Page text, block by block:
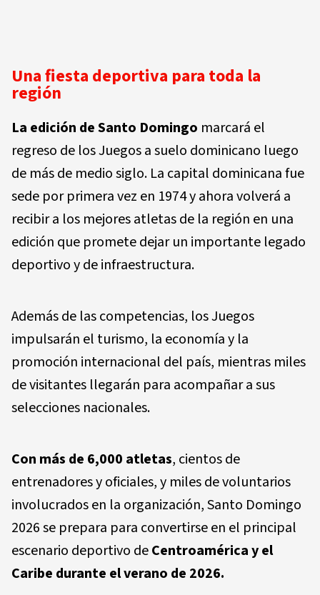
Una fiesta deportiva para toda la
región
La edición de Santo Domingo marcará el
regreso de los Juegos a suelo dominicano luego
de más de medio siglo. La capital dominicana fue
sede por primera vez en 1974 y ahora volverá a
recibir a los mejores atletas de la región en una
edición que promete dejar un importante legado
deportivo y de infraestructura.
Además de las competencias, los Juegos
impulsarán el turismo, la economía y la
promoción internacional del país, mientras miles
de visitantes llegarán para acompañar a sus
selecciones nacionales.
Con más de 6,000 atletas, cientos de
entrenadores y oficiales, y miles de voluntarios
involucrados en la organización, Santo Domingo
2026 se prepara para convertirse en el principal
escenario deportivo deCentroamérica y el
Caribe durante el verano de 2026.